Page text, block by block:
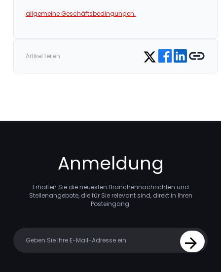
allgemeine Geschäftsbedingungen.
Artikel teilen Share on Twitter
Share on Facebook
Share onCopy link
Anmeldung
Erhalten Sie die neuesten Branchennachrichten und
Stellenangebote, die für Sie relevant sind, direkt in Ihren
Posteingang.
Sign Up